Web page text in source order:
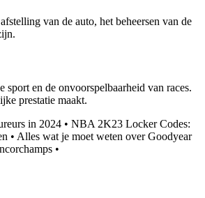
van de auto, het beheersen van de
en de onvoorspelbaarheid van races.
prestatie maakt.
in 2024 • NBA 2K23 Locker Codes:
• Alles wat je moet weten over Goodyear
•